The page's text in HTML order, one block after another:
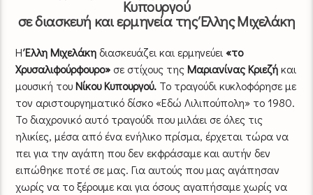
Κυπουργού
σε διασκευή και ερμηνεία της Έλλης Μιχελάκη
ΗΈλλη Μιχελάκη διασκευάζει και ερμηνεύει«το
Χρυσαλιφούρφουρο» σε στίχους τηςΜαριανίνας Κριεζήκαι
μουσική τουΝίκου Κυπουργού. Το τραγούδι κυκλοφόρησε με
τον αριστουργηματικό δίσκο «Εδώ Λιλιπούπολη» το 1980.
Το διαχρονικό αυτό τραγούδι που μιλάει σε όλες τις
ηλικίες, μέσα από ένα ενήλικο πρίσμα, έρχεται τώρα να
πει για την αγάπη που δεν εκφράσαμε και αυτήν δεν
ειπώθηκε ποτέ σε μας. Για αυτούς που μας αγάπησαν
χωρίς να το ξέρουμε και για όσους αγαπήσαμε χωρίς να